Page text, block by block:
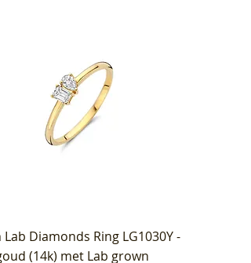
Lab Diamonds Ring LG1030Y -
(14k) met Lab grown